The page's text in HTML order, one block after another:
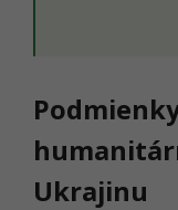
Ukrajinu